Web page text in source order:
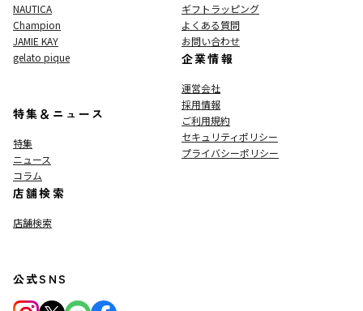
NAUTICA
Champion
JAMIE KAY
gelato pique
特集＆ニュース
特集
ニュース
コラム
店舗検索
店舗検索
ギフトラッピング
よくある質問
お問い合わせ
企業情報
運営会社
採用情報
ご利用規約
セキュリティポリシー
プライバシーポリシー
公式SNS